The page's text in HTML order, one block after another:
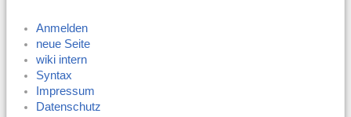
Anmelden
neue Seite
wiki intern
Syntax
Impressum
Datenschutz